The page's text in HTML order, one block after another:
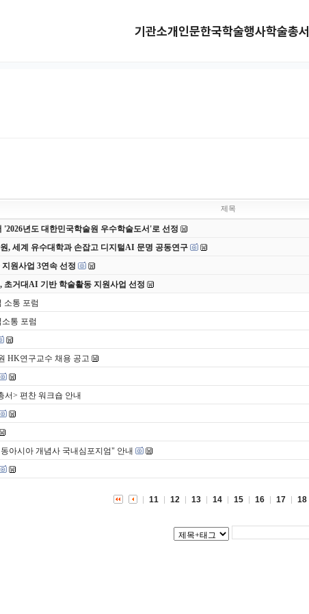
기관소개인문한국학술행사학술총서
제목
'2026년도 대한민국학술원 우수학술도서'로 선정
, 세계 유수대학과 손잡고 디지털AI 문명 공동연구
원사업 3연속 선정
초거대AI 기반 학술활동 지원사업 선정
소통 포럼
통 포럼
HK연구교수 채용 공고
서> 편찬 워크숍 안내
아시아 개념사 국내심포지엄" 안내
11 12 13 14 15 16 17 18